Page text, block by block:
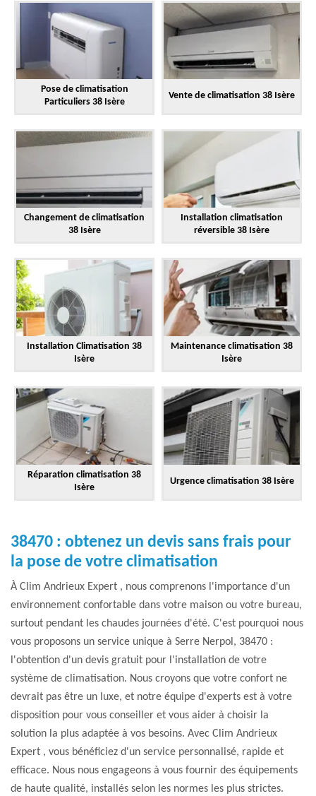
Pose de climatisation
Particuliers 38 Isère
Vente de climatisation 38 Isère
Changement de climatisation
38 Isère
Installation climatisation
réversible 38 Isère
Installation Climatisation 38
Isère
Maintenance climatisation 38
Isère
Réparation climatisation 38
Isère
Urgence climatisation 38 Isère
38470 : obtenez un devis sans frais pour
la pose de votre climatisation
À Clim Andrieux Expert , nous comprenons l'importance d'un
environnement confortable dans votre maison ou votre bureau,
surtout pendant les chaudes journées d'été. C'est pourquoi nous
vous proposons un service unique à Serre Nerpol, 38470 :
l'obtention d'un devis gratuit pour l'installation de votre
système de climatisation. Nous croyons que votre confort ne
devrait pas être un luxe, et notre équipe d'experts est à votre
disposition pour vous conseiller et vous aider à choisir la
solution la plus adaptée à vos besoins. Avec Clim Andrieux
Expert , vous bénéficiez d'un service personnalisé, rapide et
efficace. Nous nous engageons à vous fournir des équipements
de haute qualité, installés selon les normes les plus strictes.